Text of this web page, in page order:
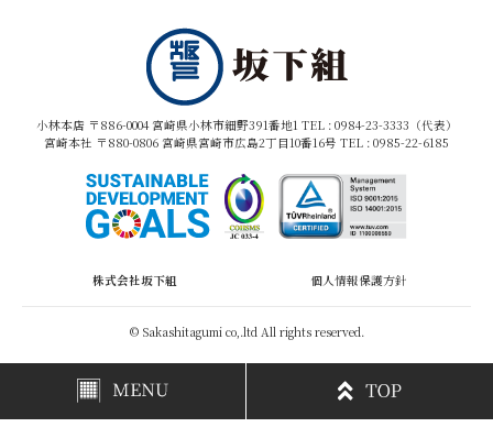
小林本店 〒886-0004 宮崎県小林市細野391番地1 TEL : 0984-23-3333（代表）
宮崎本社 〒880-0806 宮崎県宮崎市広島2丁目10番16号 TEL : 0985-22-6185
株式会社坂下組 個人情報保護方針
© Sakashitagumi co,.ltd All rights reserved.